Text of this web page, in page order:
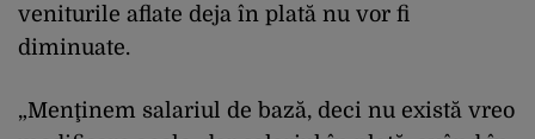
veniturile aflate deja în plată nu vor fi
diminuate.
„Menţinem salariul de bază, deci nu există vreo